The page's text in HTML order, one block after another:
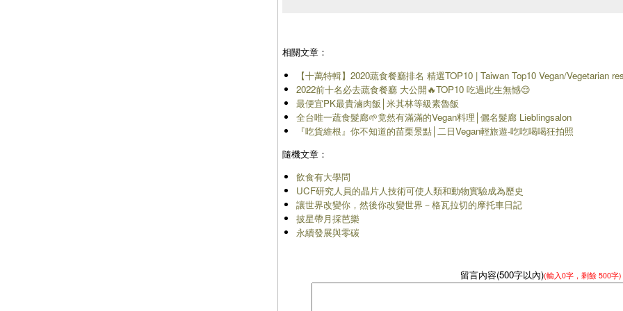
相關文章：
【十萬特輯】2020蔬食餐廳排名 精選TOP10 | Taiwan Top10 Vegan/Vegetarian
2022前十名必去蔬食餐廳 大公開🔥TOP10 吃過此生無憾😌
最便宜PK最貴滷肉飯│米其林等級素魯飯
全台唯一蔬食髮廊🌱竟然有滿滿的Vegan料理│儷名髮廊 Lieblingsalon
『吃貨維根』你不知道的苗栗景點│二日Vegan輕旅遊-吃吃喝喝狂拍照
隨機文章：
飲食有大學問
UCF研究人員的晶片人技術可使人類和動物實驗成為歷史
讓世界改變你，然後你改變世界－格瓦拉切的摩托車日記
披星帶月採芭樂
永續發展與零碳
留言內容(500字以內)(輸入0字，剩餘 500字)